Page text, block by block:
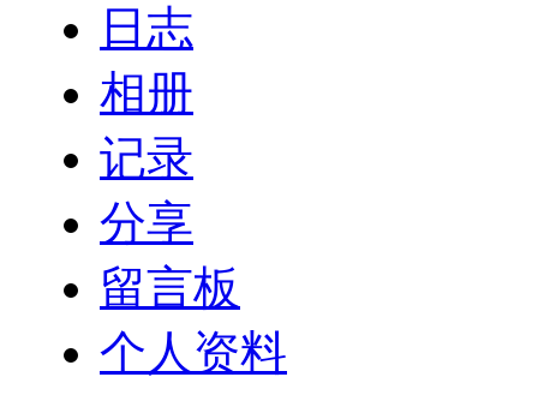
日志
相册
记录
分享
留言板
个人资料